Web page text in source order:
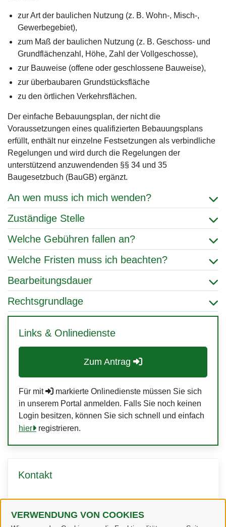
VERWENDUNG VON COOKIES
zur Art der baulichen Nutzung (z. B. Wohn-, Misch-,
Gewerbegebiet),
zum Maß der baulichen Nutzung (z. B. Geschoss- und
Grundflächenzahl, Höhe, Zahl der Vollgeschosse),
zur Bauweise (offene oder geschlossene Bauweise),
zur überbaubaren Grundstücksfläche
zu den örtlichen Verkehrsflächen.
Der einfache Bebauungsplan, der nicht die
Voraussetzungen eines qualifizierten Bebauungsplans
erfüllt, enthält nur einzelne Festsetzungen als verbindliche
Regelungen und wird durch die Regelungen der
unterstützend anzuwendenden §§ 34 und 35
Baugesetzbuch (BauGB) ergänzt.
An wen muss ich mich wenden?
Zuständige Stelle
Welche Gebühren fallen an?
Welche Fristen muss ich beachten?
Bearbeitungsdauer
Rechtsgrundlage
Links & Onlinedienste
Zum Antrag
Für mit
markierte Onlinedienste müssen Sie sich
in unserem Portal anmelden. Falls Sie noch keinen
Login besitzen, können Sie sich schnell und einfach
hier
registrieren.
Kontakt